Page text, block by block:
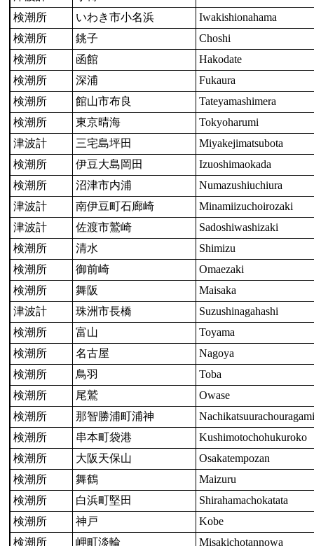
検潮所
いわき市小名浜
Iwakishionahama
検潮所
銚子
Choshi
検潮所
函館
Hakodate
検潮所
深浦
Fukaura
検潮所
館山市布良
Tateyamashimera
検潮所
東京晴海
Tokyoharumi
津波計
三宅島坪田
Miyakejimatsubota
検潮所
伊豆大島岡田
Izuoshimaokada
検潮所
沼津市内浦
Numazushiuchiura
津波計
南伊豆町石廊崎
Minamiizuchoirozaki
津波計
佐渡市鷲崎
Sadoshiwashizaki
検潮所
清水
Shimizu
検潮所
御前崎
Omaezaki
検潮所
舞阪
Maisaka
津波計
珠洲市長橋
Suzushinagahashi
検潮所
富山
Toyama
検潮所
名古屋
Nagoya
検潮所
鳥羽
Toba
検潮所
尾鷲
Owase
検潮所
那智勝浦町浦神
Nachikatsuurachouragami
検潮所
串本町袋港
Kushimotochohukuroko
検潮所
大阪天保山
Osakatempozan
検潮所
舞鶴
Maizuru
検潮所
白浜町堅田
Shirahamachokatata
検潮所
神戸
Kobe
検潮所
岬町淡輪 Misakichotannowa